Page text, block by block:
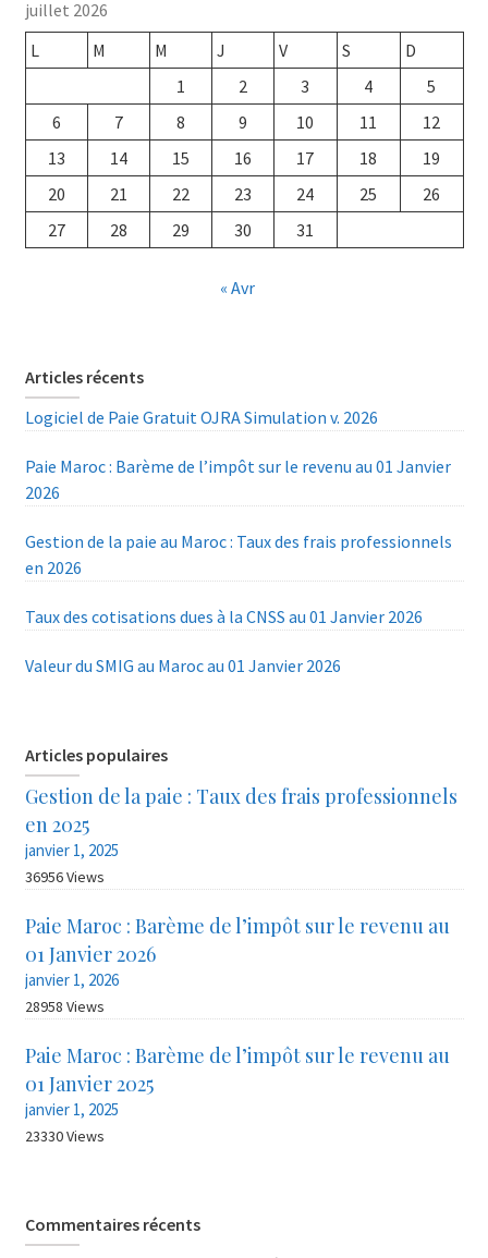
juillet 2026
L
M M J V S
D
1
2 3 4
5
6
7 8 9 10 11
12
13
14 15 16 17 18
19
20
21 22 23 24 25
26
27
28 29 30 31
« Avr
Articles récents
Logiciel de Paie Gratuit OJRA Simulation v. 2026
Paie Maroc : Barème de l’impôt sur le revenu au 01 Janvier
2026
Gestion de la paie au Maroc : Taux des frais professionnels
en 2026
Taux des cotisations dues à la CNSS au 01 Janvier 2026
Valeur du SMIG au Maroc au 01 Janvier 2026
Articles populaires
Gestion de la paie : Taux des frais professionnels
en 2025
janvier 1, 2025
36956 Views
Paie Maroc : Barème de l’impôt sur le revenu au
01 Janvier 2026
janvier 1, 2026
28958 Views
Paie Maroc : Barème de l’impôt sur le revenu au
01 Janvier 2025
janvier 1, 2025
23330 Views
Commentaires récents